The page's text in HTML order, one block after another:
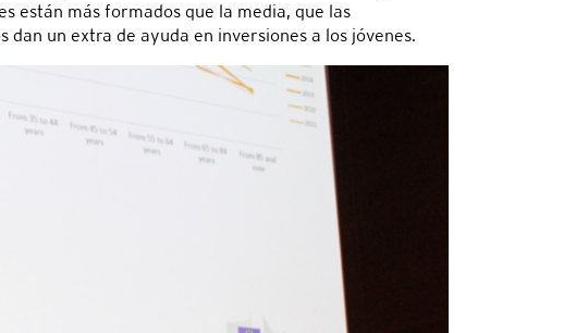
están más formados que la media, que las
un extra de ayuda en inversiones a los jóvenes.